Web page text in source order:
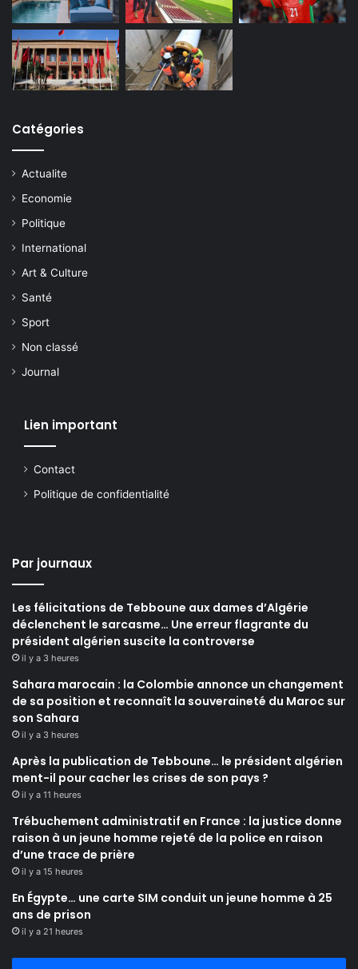
Catégories
Actualite
Economie
Politique
International
Art & Culture
Santé
Sport
Non classé
Journal
Lien important
Contact
Politique de confidentialité
Par journaux
Les félicitations de Tebboune aux dames d’Algérie
déclenchent le sarcasme… Une erreur flagrante du
président algérien suscite la controverse
il y a 3 heures
Sahara marocain : la Colombie annonce un changement
de sa position et reconnaît la souveraineté du Maroc sur
son Sahara
il y a 3 heures
Après la publication de Tebboune… le président algérien
ment-il pour cacher les crises de son pays ?
il y a 11 heures
Trébuchement administratif en France : la justice donne
raison à un jeune homme rejeté de la police en raison
d’une trace de prière
il y a 15 heures
En Égypte… une carte SIM conduit un jeune homme à 25
ans de prison
il y a 21 heures